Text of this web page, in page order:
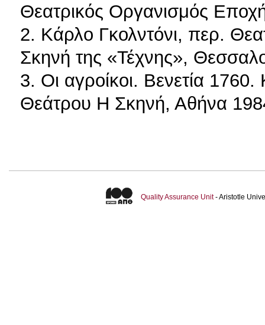
Θεατρικός Οργανισμός
2. Κάρλο Γκολντόνι, περ.
Σκηνή της «Τέχνης»,
3. Οι αγροίκοι. Βενετία
Θεάτρου Η Σκηνή, Αθήνα
Quality Assurance Unit- Aristotle